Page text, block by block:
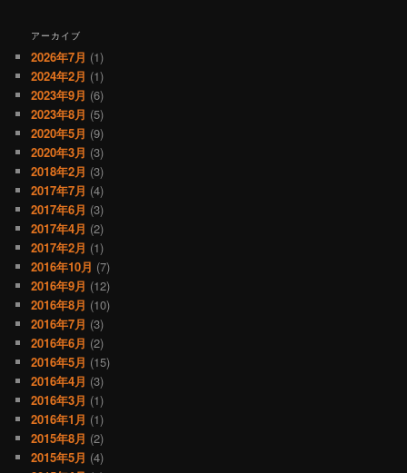
アーカイブ
2026年7月 (1)
2024年2月 (1)
2023年9月 (6)
2023年8月 (5)
2020年5月 (9)
2020年3月 (3)
2018年2月 (3)
2017年7月 (4)
2017年6月 (3)
2017年4月 (2)
2017年2月 (1)
2016年10月 (7)
2016年9月 (12)
2016年8月 (10)
2016年7月 (3)
2016年6月 (2)
2016年5月 (15)
2016年4月 (3)
2016年3月 (1)
2016年1月 (1)
2015年8月 (2)
2015年5月 (4)